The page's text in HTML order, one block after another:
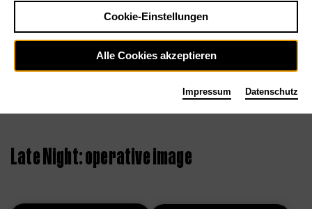
Late Night: operative image
Cookie-Einstellungen
Alle Cookies akzeptieren
Impressum Datenschutz